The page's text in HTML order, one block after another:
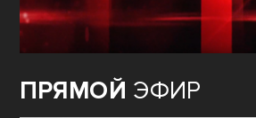
ПРЯМОЙ ЭФИР